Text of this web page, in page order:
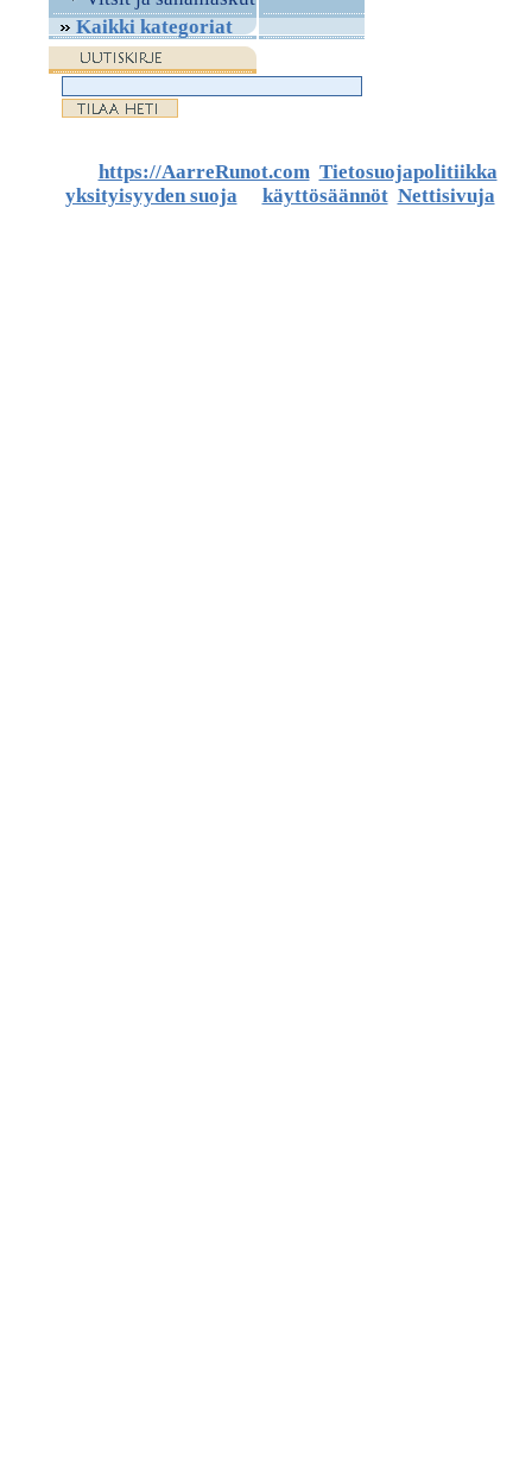
Kaikki kategoriat
https://AarreRunot.com. Tietosuojapolitiikka,
yksityisyyden suojaja käyttösäännöt. Nettisivujaja